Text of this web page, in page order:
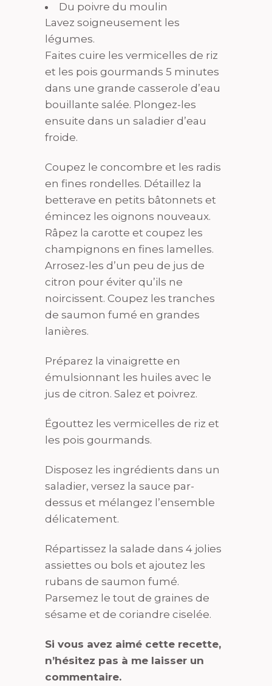
Du poivre du moulin
Lavez soigneusement les
légumes.
Faites cuire les vermicelles de riz
et les pois gourmands 5 minutes
dans une grande casserole d’eau
bouillante salée. Plongez-les
ensuite dans un saladier d’eau
froide.
Coupez le concombre et les radis
en fines rondelles. Détaillez la
betterave en petits bâtonnets et
émincez les oignons nouveaux.
Râpez la carotte et coupez les
champignons en fines lamelles.
Arrosez-les d’un peu de jus de
citron pour éviter qu’ils ne
noircissent. Coupez les tranches
de saumon fumé en grandes
lanières.
Préparez la vinaigrette en
émulsionnant les huiles avec le
jus de citron. Salez et poivrez.
Égouttez les vermicelles de riz et
les pois gourmands.
Disposez les ingrédients dans un
saladier, versez la sauce par-
dessus et mélangez l’ensemble
délicatement.
Répartissez la salade dans 4 jolies
assiettes ou bols et ajoutez les
rubans de saumon fumé.
Parsemez le tout de graines de
sésame et de coriandre ciselée.
Si vous avez aimé cette recette,
n’hésitez pas à me laisser un
commentaire.